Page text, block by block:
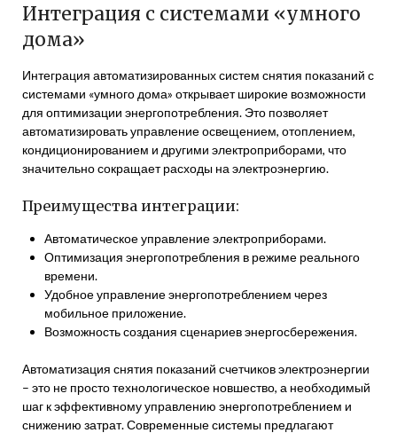
Интеграция с системами «умного
дома»
Интеграция автоматизированных систем снятия показаний с
системами «умного дома» открывает широкие возможности
для оптимизации энергопотребления. Это позволяет
автоматизировать управление освещением, отоплением,
кондиционированием и другими электроприборами, что
значительно сокращает расходы на электроэнергию.
Преимущества интеграции:
Автоматическое управление электроприборами.
Оптимизация энергопотребления в режиме реального
времени.
Удобное управление энергопотреблением через
мобильное приложение.
Возможность создания сценариев энергосбережения.
Автоматизация снятия показаний счетчиков электроэнергии
– это не просто технологическое новшество, а необходимый
шаг к эффективному управлению энергопотреблением и
снижению затрат. Современные системы предлагают